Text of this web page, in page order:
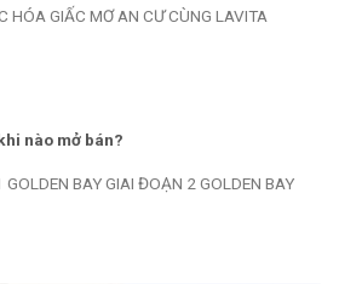
GIẤC MƠ AN CƯ CÙNG LAVITA
nào mở bán?
BAY GIAI ĐOẠN 2 GOLDEN BAY